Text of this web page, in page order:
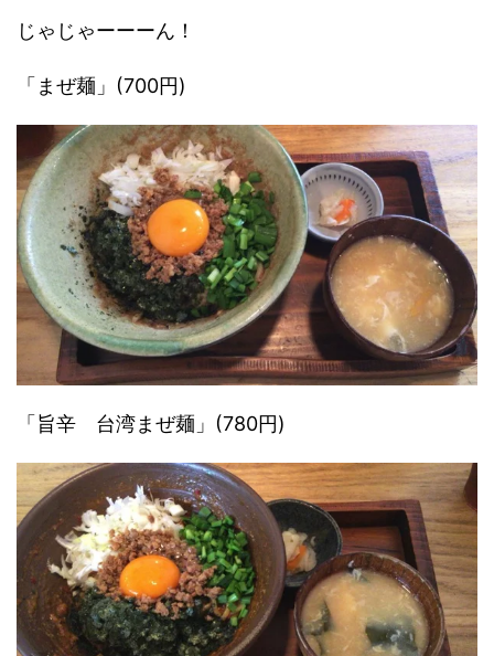
じゃじゃーーーん！
「まぜ麺」(700円)
「旨辛 台湾まぜ麺」(780円)